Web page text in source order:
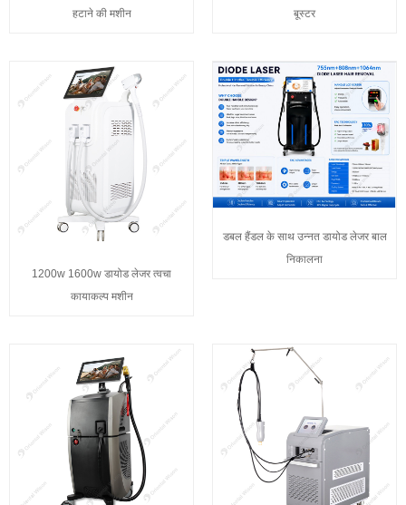
हटाने की मशीन
बूस्टर
1200w 1600w डायोड लेजर त्वचा
कायाकल्प मशीन
डबल हैंडल के साथ उन्नत डायोड लेजर बाल
निकालना